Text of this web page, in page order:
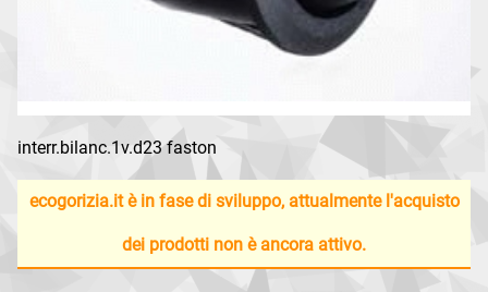
interr.bilanc.1v.d23 faston
ecogorizia.it è in fase di sviluppo, attualmente l'acquisto
dei prodotti non è ancora attivo.